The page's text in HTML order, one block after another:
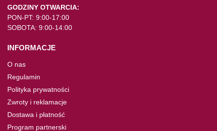
GODZINY OTWARCIA:
PON-PT: 9:00-17:00
SOBOTA: 9:00-14:00
INFORMACJE
O nas
Regulamin
Polityka prywatności
Zwroty i reklamacje
Dostawa i płatność
Program partnerski